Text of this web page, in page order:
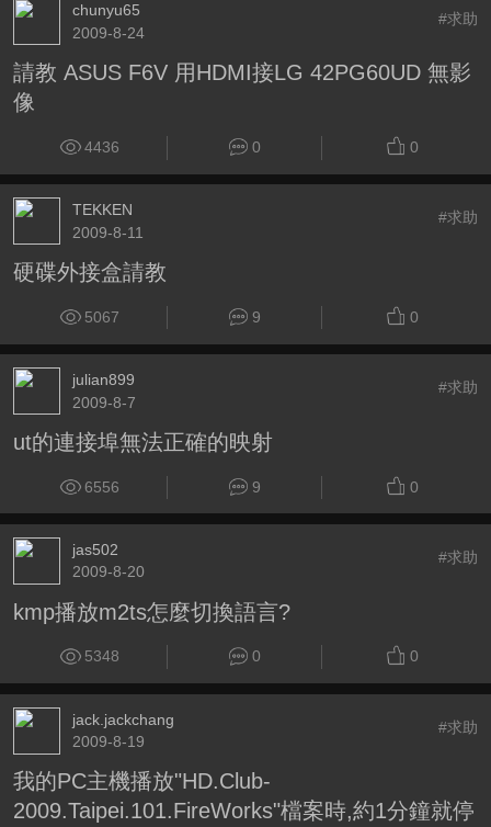
chunyu65
2009-8-24
#求助
請教 ASUS F6V 用HDMI接LG 42PG60UD 無影
像
4436 0 0
TEKKEN
2009-8-11
#求助
硬碟外接盒請教
5067 9 0
julian899
2009-8-7
#求助
ut的連接埠無法正確的映射
6556 9 0
jas502
2009-8-20
#求助
kmp播放m2ts怎麼切換語言?
5348 0 0
jack.jackchang
2009-8-19
#求助
我的PC主機播放"HD.Club-
2009.Taipei.101.FireWorks"檔案時,約1分鐘就停